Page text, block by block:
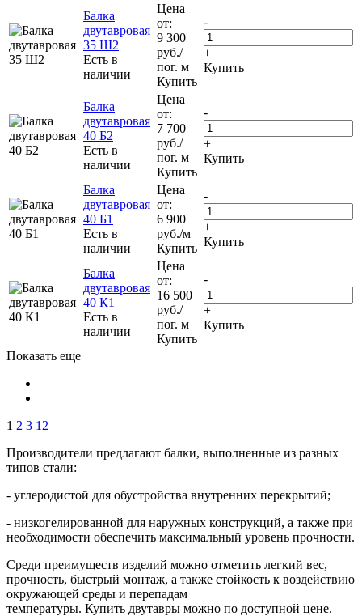
Балка
двутавровая
35 Ш2
Есть в
наличии
Цена
от:
9 300
руб./
пог. м
Купить
-
+
Купить
Балка
двутавровая
40 Б2
Есть в
наличии
Цена
от:
7 700
руб./
пог. м
Купить
-
+
Купить
Балка
двутавровая
40 Б1
Есть в
наличии
Цена
от:
6 900
руб./м
Купить
-
+
Купить
Балка
двутавровая
40 К1
Есть в
наличии
Цена
от:
16 500
руб./
пог. м
Купить
-
+
Купить
Показать еще
1 2 3 12
Производители предлагают балки, выполненные из разных
типов стали:
- углеродистой для обустройства внутренних перекрытий;
- низкогелированной для наружных конструкций, а также при
необходимости обеспечить максимальный уровень прочности.
Среди преимуществ изделий можно отметить легкий вес,
прочность, быстрый монтаж, а также стойкость к воздействию
окружающей среды и перепадам
температуры. Купить двутавры можно по доступной цене.